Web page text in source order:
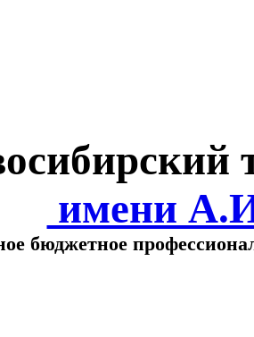
имени
бюджетное